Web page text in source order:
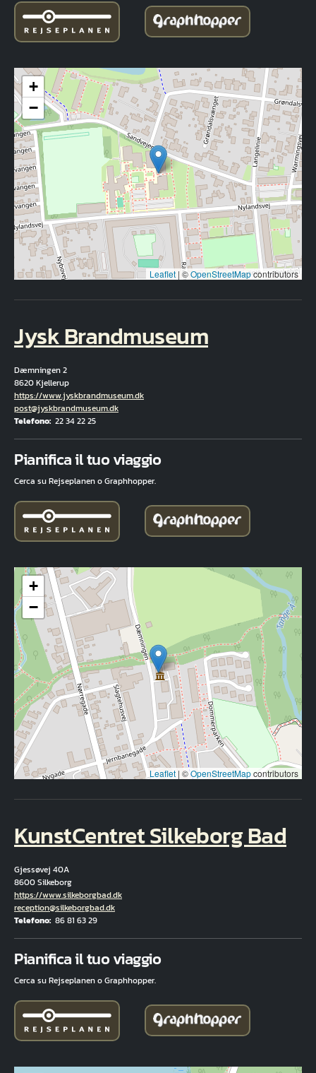
+
−
Leaflet | ©OpenStreetMapcontributors
Jysk Brandmuseum
Dæmningen 2
8620 Kjellerup
Hjemmeside
https://www.jyskbrandmuseum.dk
E-mail
post@jyskbrandmuseum.dk
Telefono 22 34 22 25
Pianifica il tuo viaggio
Cerca su Rejseplanen o Graphhopper.
+
−
Leaflet | ©OpenStreetMapcontributors
KunstCentret Silkeborg Bad
Gjessøvej 40A
8600 Silkeborg
Hjemmeside
https://www.silkeborgbad.dk
E-mail
reception@silkeborgbad.dk
Telefono 86 81 63 29
Pianifica il tuo viaggio
Cerca su Rejseplanen o Graphhopper.